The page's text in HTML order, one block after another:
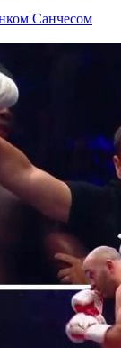
Санчесом